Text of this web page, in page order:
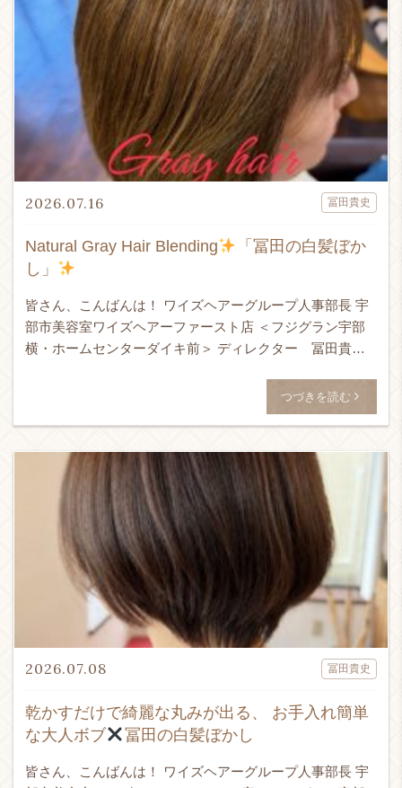
Natural Gray Hair Blending
「冨田の白髪ぼか
し」
2026.07.16 冨田貴史
皆さん、こんばんは！ ワイズヘアーグループ人事部長 宇
部市美容室ワイズヘアーファースト店 ＜フジグラン宇部
横・ホームセンターダイキ前＞ ディレクター 冨田貴史
つづきを読む
乾かすだけで綺麗な丸みが出る、 お手入れ簡単
な大人ボブ
冨田の白髪ぼかし
2026.07.08 冨田貴史
皆さん、こんばんは！ ワイズヘアーグループ人事部長 宇